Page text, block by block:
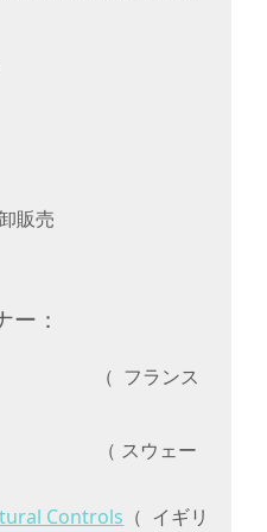
販売
ー：
フランス
スウェー
Controls （ イギリ